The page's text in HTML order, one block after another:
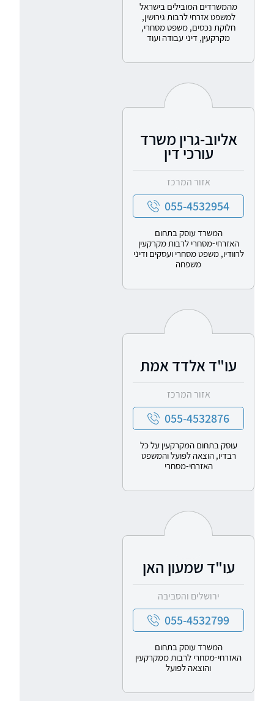
מהמשרדים המובילים בישראל
למשפט אזרחי לרבות גירושין,
חלוקת נכסים, משפט מסחרי,
מקרקעין, דיני עבודה ועוד
אליוב-גרין משרד
עורכי דין
אזור המרכז
055-4532954
המשרד עוסק בתחום
האזרחי-מסחרי לרבות מקרקעין
לרוודיו, משפט מסחרי ועסקים ודיני
משפחה
עו"ד אלדד אמת
אזור המרכז
055-4532876
עוסק בתחום המקרקעין על כל
רבדיו, הוצאה לפועל והמשפט
האזרחי-מסחרי
עו"ד שמעון האן
ירושלים והסביבה
055-4532799
המשרד עוסק בתחום
האזרחי-מסחרי לרבות ממקרקעין
והוצאה לפועל